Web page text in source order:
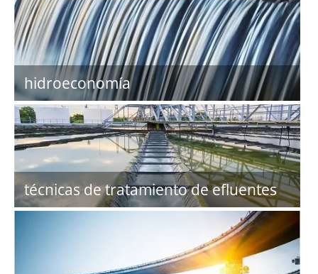
hidroeconomía
técnicas de tratamiento de efluentes